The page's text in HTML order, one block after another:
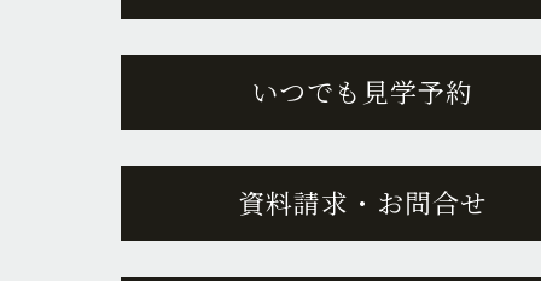
いつでも見学予約
資料請求・お問合せ